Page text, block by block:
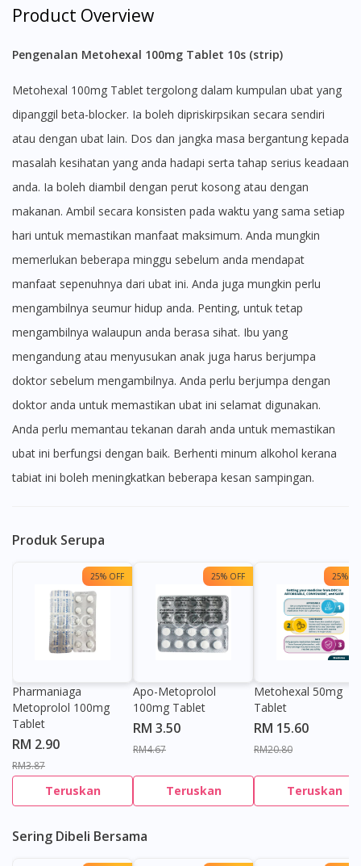
Product Overview
Pengenalan Metohexal 100mg Tablet 10s (strip)
Metohexal 100mg Tablet tergolong dalam kumpulan ubat yang
dipanggil beta-blocker. Ia boleh dipriskirpsikan secara sendiri
atau dengan ubat lain. Dos dan jangka masa bergantung kepada
masalah kesihatan yang anda hadapi serta tahap serius keadaan
anda. Ia boleh diambil dengan perut kosong atau dengan
makanan. Ambil secara konsisten pada waktu yang sama setiap
hari untuk memastikan manfaat maksimum. Anda mungkin
memerlukan beberapa minggu sebelum anda mendapat
manfaat sepenuhnya dari ubat ini. Anda juga mungkin perlu
mengambilnya seumur hidup anda. Penting, untuk tetap
mengambilnya walaupun anda berasa sihat. Ibu yang
mengandung atau menyusukan anak juga harus berjumpa
doktor sebelum mengambilnya. Anda perlu berjumpa dengan
doktor anda untuk memastikan ubat ini selamat digunakan.
Anda perlu memantau tekanan darah anda untuk memastikan
ubat ini berfungsi dengan baik. Berhenti minum alkohol kerana
tabiat ini boleh meningkatkan beberapa kesan sampingan.
Produk Serupa
25% OFF
Pharmaniaga
Metoprolol 100mg
Tablet
RM 2.90
RM3.87
Teruskan
25% OFF
Apo-Metoprolol
100mg Tablet
RM 3.50
RM4.67
Teruskan
25%
Metohexal 50mg
Tablet
RM 15.60
RM20.80
Teruskan
Sering Dibeli Bersama